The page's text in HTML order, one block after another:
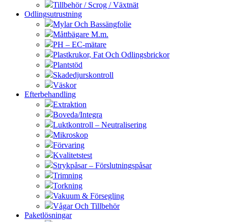
Tillbehör / Scrog / Växtnät
Odlingsutrustning
Mylar Och Bassängfolie
Måttbägare M.m.
PH – EC-mätare
Plastkrukor, Fat Och Odlingsbrickor
Plantstöd
Skadedjurskontroll
Väskor
Efterbehandling
Extraktion
Boveda/Integra
Luktkontroll – Neutralisering
Mikroskop
Förvaring
Kvalitetstest
Strykpåsar – Förslutningspåsar
Trimning
Torkning
Vakuum & Försegling
Vågar Och Tillbehör
Paketlösningar